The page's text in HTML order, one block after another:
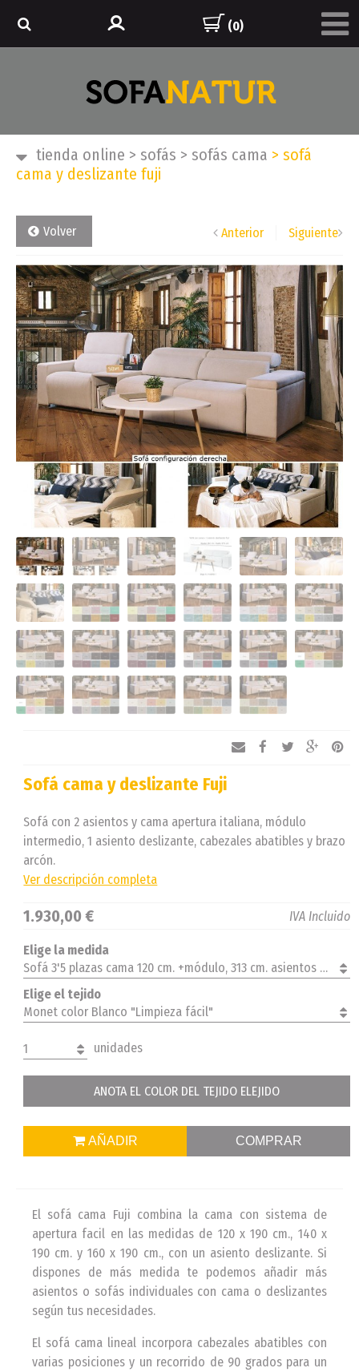
(0)
tienda online > sofás > sofás cama > sofá
cama y deslizante fuji
Volver Anterior Siguiente
Sofá cama y deslizante Fuji
Sofá con 2 asientos y cama apertura italiana, módulo
intermedio, 1 asiento deslizante, cabezales abatibles y brazo
arcón.
Ver descripción completa
1.930,00 € IVA Incluido
Elige la medida
Sofá 3'5 plazas cama 120 cm. +módulo, 313 cm. asientos 70 cm. derecha
Elige el tejido
Monet color Blanco "Limpieza fácil"
1 unidades
ANOTA EL COLOR DEL TEJIDO ELEJIDO
AÑADIR COMPRAR
El sofá cama Fuji combina la cama con sistema de
apertura facil en las medidas de 120 x 190 cm., 140 x
190 cm. y 160 x 190 cm., con un asiento deslizante. Si
dispones de más medida te podemos añadir más
asientos o sofás individuales con cama o deslizantes
según tus necesidades.
El sofá cama lineal incorpora cabezales abatibles con
varias posiciones y un recorrido de 90 grados para un